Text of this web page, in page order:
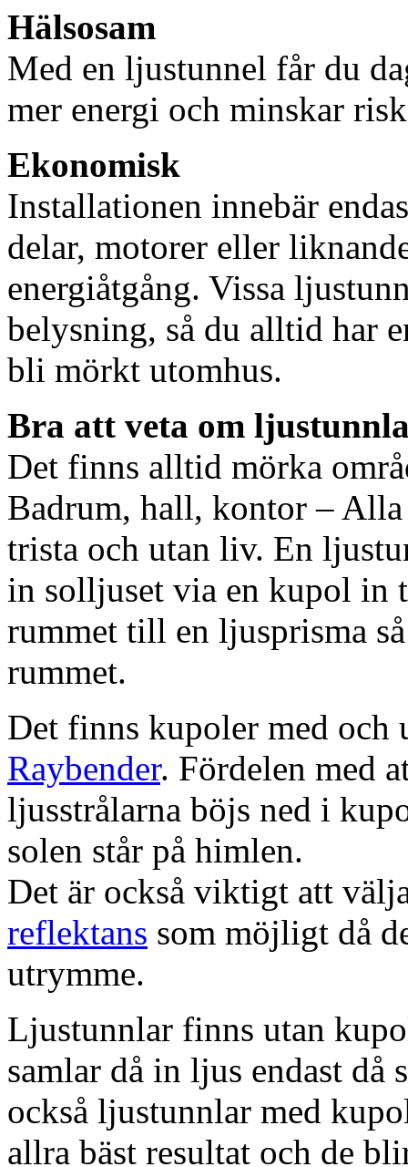
Hälsosam
Med en ljustunnel får du
mer energi och minskar
Ekonomisk
Installationen innebär
delar, motorer eller
energiåtgång. Vissa
belysning, så du alltid har
bli mörkt utomhus.
Bra att veta om
Det finns alltid mörka
Badrum, hall, kontor – Alla
trista och utan liv. En
in solljuset via en kupol in
rummet till en ljusprisma
rummet.
Det finns kupoler med och
Raybender. Fördelen med
ljusstrålarna böjs ned i
solen står på himlen.
Det är också viktigt att
reflektans som möjligt då
utrymme.
Ljustunnlar finns utan
samlar då in ljus endast då
också ljustunnlar med
allra bäst resultat och de